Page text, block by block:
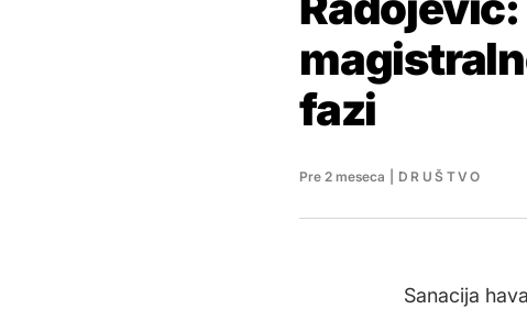
fazi
Pre 2 meseca DRUŠTVO
Sanacija